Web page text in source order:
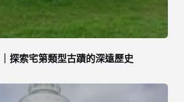
探索宅第類型古蹟的深遠歷史